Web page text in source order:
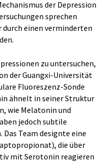
der Depression
sprechen
durch einen verminderten
zu untersuchen,
der Guangxi-Universität
Fluoreszenz-Sonde
ähnelt in seiner Struktur
wie Melatonin und
jedoch subtile
Team designte eine
die über
mit Serotonin reagieren